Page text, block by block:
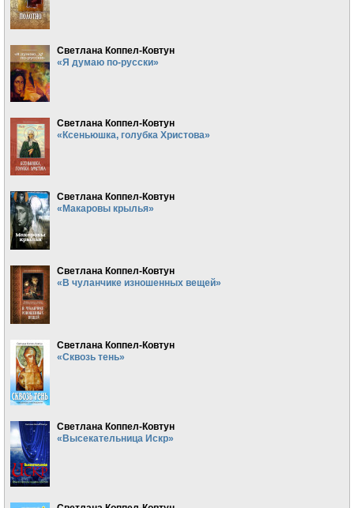
Светлана Коппел-Ковтун
«Я думаю по-русски»
Светлана Коппел-Ковтун
«Ксеньюшка, голубка Христова»
Светлана Коппел-Ковтун
«Макаровы крылья»
Светлана Коппел-Ковтун
«В чуланчике изношенных вещей»
Светлана Коппел-Ковтун
«Сквозь тень»
Светлана Коппел-Ковтун
«Высекательница Искр»